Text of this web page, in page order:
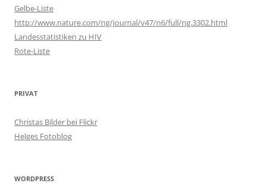
Gelbe-Liste
http://www.nature.com/ng/journal/v47/n6/full/ng.3302.html
Landesstatistiken zu HIV
Rote-Liste
PRIVAT
Christas Bilder bei Flickr
Helges Fotoblog
WORDPRESS